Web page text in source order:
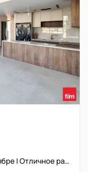
Перепродажа | Передача в сентябре | Отличное расположение